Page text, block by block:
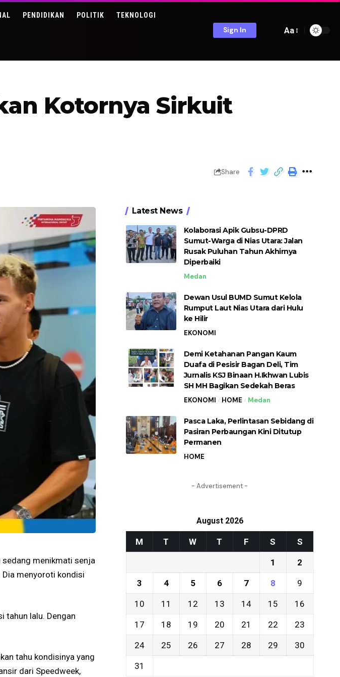
PENDIDIKAN POLITIK TEKNOLOGI
Sign In Aa
Kotornya Sirkuit
Share
sedang menikmati senja
menyoroti kondisi
tahun lalu. Dengan
tahu kondisinya yang
dari Speedweek,
Latest News
Kolaborasi Apik Gubsu-DPRD
Sumut-Warga di Nias Utara: Jalan
Rusak Puluhan Tahun Akhirnya
Diperbaiki
Medan
Dewan Usul BUMD Sumut Kelola
Rumput Laut Nias Utara dari Hulu
ke Hilir
EKONOMI
Demi Ketahanan Pangan Kaum
Duafa di Pesisir Bagan Deli, Tim
Jurnalis KSJ Binaan H.Ikhwan Lubis
SH MH Bagikan Sedekah Beras
EKONOMI HOME Medan
Pasca Laka, Perlintasan Sebidang di
Pasiran Perbaungan Kini Ditutup
Permanen
HOME
- Advertisement -
August 2026
M T W T F S S
1 2
3 4 5 6 7 8 9
10 11 12 13 14 15 16
17 18 19 20 21 22 23
24 25 26 27 28 29 30
31